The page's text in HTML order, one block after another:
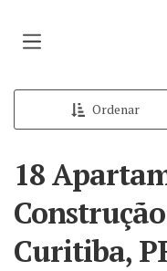
Ordenar
18
Curitiba,